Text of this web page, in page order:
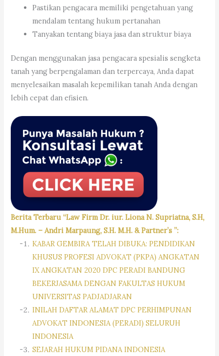
Pastikan pengacara memiliki pengetahuan yang
mendalam tentang hukum pertanahan
Tanyakan tentang biaya jasa dan struktur biaya
Dengan menggunakan jasa pengacara spesialis sengketa
tanah yang berpengalaman dan terpercaya, Anda dapat
menyelesaikan masalah kepemilikan tanah Anda dengan
lebih cepat dan efisien.
Berita Terbaru “Law Firm Dr. iur. Liona N. Supriatna, S.H,
M.Hum. – Andri Marpaung, S.H. M.H. & Partner’s ”:
KABAR GEMBIRA TELAH DIBUKA: PENDIDIKAN
KHUSUS PROFESI ADVOKAT (PKPA) ANGKATAN
IX ANGKATAN 2020 DPC PERADI BANDUNG
BEKERJASAMA DENGAN FAKULTAS HUKUM
UNIVERSITAS PADJADJARAN
INILAH DAFTAR ALAMAT DPC PERHIMPUNAN
ADVOKAT INDONESIA (PERADI) SELURUH
INDONESIA
SEJARAH HUKUM PIDANA INDONESIA